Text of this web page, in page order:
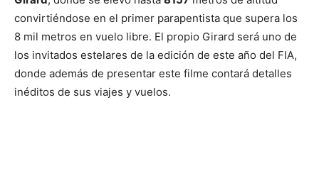
convirtiéndose en el primer parapentista que supera los
8 mil metros en vuelo libre. El propio Girard será uno de
los invitados estelares de la edición de este año del FIA,
donde además de presentar este filme contará detalles
inéditos de sus viajes y vuelos.